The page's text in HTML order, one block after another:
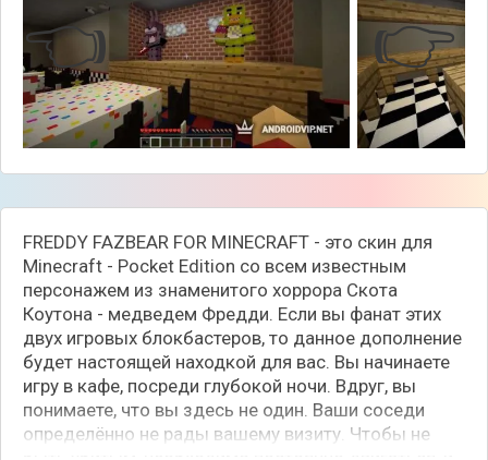
👈 👉
FREDDY FAZBEAR FOR MINECRAFT - это скин для
Minecraft - Pocket Edition со всем известным
персонажем из знаменитого хоррора Скота
Коутона - медведем Фредди. Если вы фанат этих
двух игровых блокбастеров, то данное дополнение
будет настоящей находкой для вас. Вы начинаете
игру в кафе, посреди глубокой ночи. Вдруг, вы
понимаете, что вы здесь не один. Ваши соседи
определённо не рады вашему визиту. Чтобы не